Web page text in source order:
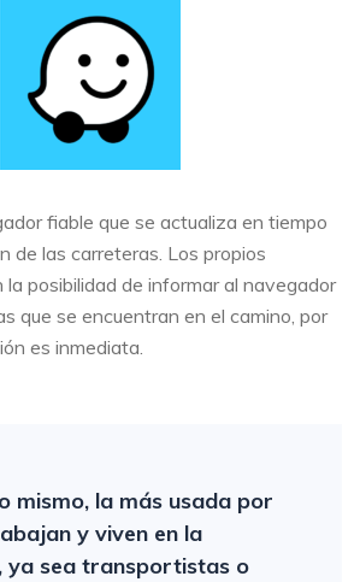
fiable que se actualiza en tiempo
de las carreteras. Los propios
posibilidad de informar al navegador
que se encuentran en el camino, por
es inmediata.
mismo, la más usada por
y viven en la
ya sea transportistas o